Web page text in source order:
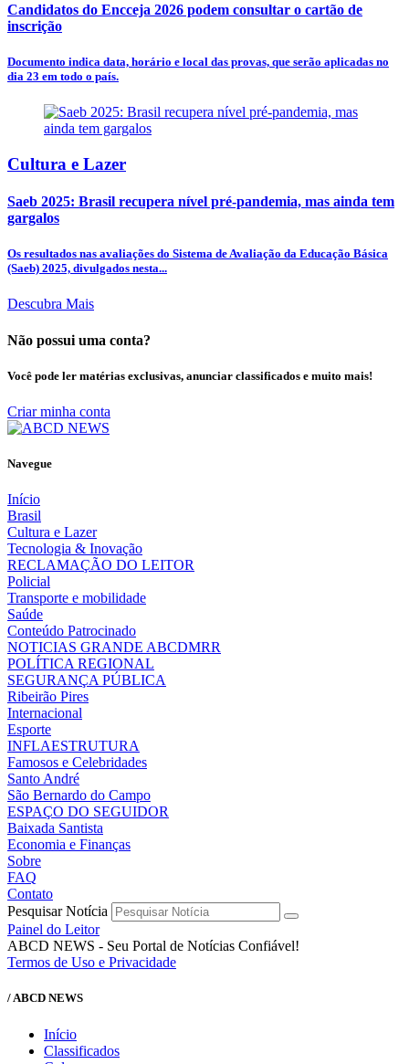
Candidatos do Encceja 2026 podem consultar o cartão de
inscrição
Documento indica data, horário e local das provas, que serão aplicadas no
dia 23 em todo o país.
Cultura e Lazer
Saeb 2025: Brasil recupera nível pré-pandemia, mas ainda tem
gargalos
Os resultados nas avaliações do Sistema de Avaliação da Educação Básica
(Saeb) 2025, divulgados nesta...
Descubra Mais
Não possui uma conta?
Você pode ler matérias exclusivas, anunciar classificados e muito mais!
Criar minha conta
Navegue
Início
Brasil
Cultura e Lazer
Tecnologia & Inovação
RECLAMAÇÃO DO LEITOR
Policial
Transporte e mobilidade
Saúde
Conteúdo Patrocinado
NOTICIAS GRANDE ABCDMRR
POLÍTICA REGIONAL
SEGURANÇA PÚBLICA
Ribeirão Pires
Internacional
Esporte
INFLAESTRUTURA
Famosos e Celebridades
Santo André
São Bernardo do Campo
ESPAÇO DO SEGUIDOR
Baixada Santista
Economia e Finanças
Sobre
FAQ
Contato
Pesquisar Notícia
Painel do Leitor
ABCD NEWS - Seu Portal de Notícias Confiável!
Termos de Uso e Privacidade
/ ABCD NEWS
Início
Classificados